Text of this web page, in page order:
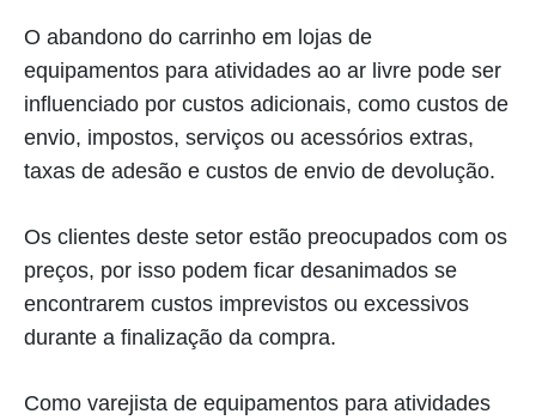
O abandono do carrinho em lojas de
equipamentos para atividades ao ar livre pode ser
influenciado por custos adicionais, como custos de
envio, impostos, serviços ou acessórios extras,
taxas de adesão e custos de envio de devolução.
Os clientes deste setor estão preocupados com os
preços, por isso podem ficar desanimados se
encontrarem custos imprevistos ou excessivos
durante a finalização da compra.
Como varejista de equipamentos para atividades